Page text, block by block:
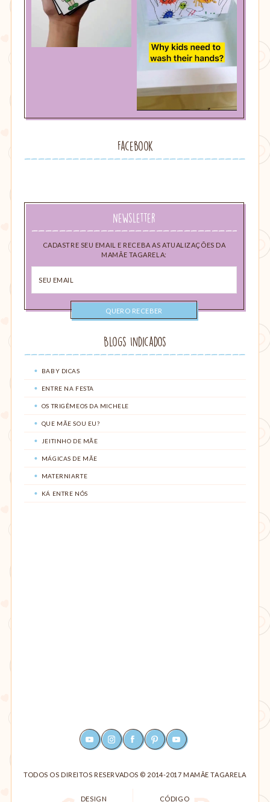
Facebook
Newsletter
CADASTRE SEU EMAIL E RECEBA AS ATUALIZAÇÕES DA
MAMÃE TAGARELA:
email
Blogs Indicados
BABY DICAS
ENTRE NA FESTA
OS TRIGÊMEOS DA MICHELE
QUE MÃE SOU EU?
JEITINHO DE MÃE
MÁGICAS DE MÃE
MATERNIARTE
KÁ ENTRE NÓS
YOUTUBEINSTAGRAMFACEBOOKPINTEREST
TODOS OS DIREITOS RESERVADOS © 2014-2017 MAMÃE TAGARELA
DESIGN CÓDIGO